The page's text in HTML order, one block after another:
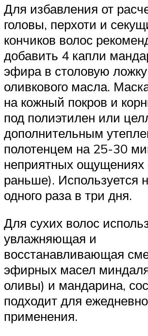
Для избавления от
головы, перхоти и
кончиков волос
добавить 4 капли
эфира в столовую ложку
оливкового масла.
на кожный покров и
под полиэтилен или
дополнительным
полотенцем на 25-30
неприятных
раньше). Используется
одного раза в три дня.
Для сухих волос
увлажняющая и
восстанавливающая
эфирных масел
оливы) и мандарина,
подходит для
применения.